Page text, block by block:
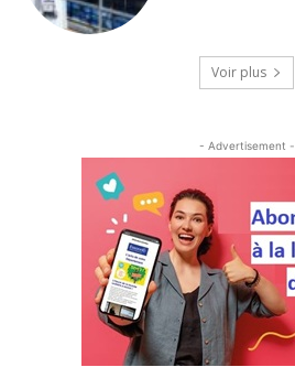
Voir plus
- Advertisement -